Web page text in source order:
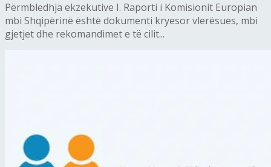
Përmbledhja ekzekutive I. Raporti i Komisionit Europian
mbi Shqipërinë është dokumenti kryesor vlerësues, mbi
gjetjet dhe rekomandimet e të cilit...